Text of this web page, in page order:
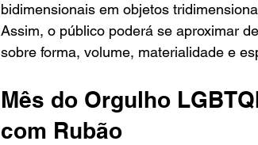
bidimensionais em objetos
Assim, o público poderá se aproximar
sobre forma, volume, materialidade e
Mês do Orgulho
com Rubão